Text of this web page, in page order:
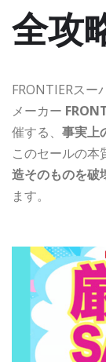
全攻
FRONTIERスー
メーカー
催する、 事実上
このセールの本
造そのものを破
ます。